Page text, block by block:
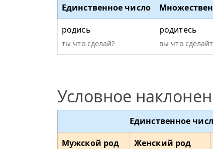
Единственное число
родись
ты что сделай?
родитесь
вы что
Условное
Единственное
Мужской род Женский род